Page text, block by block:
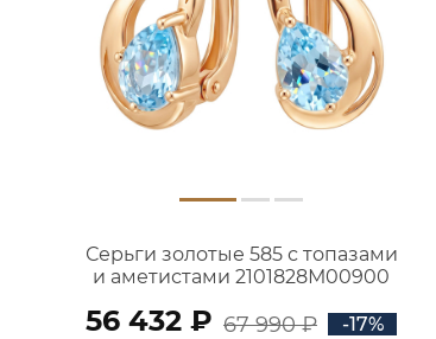
Серьги золотые 585 с топазами
и аметистами 2101828М00900
56 432 ₽ 67 990 ₽
-17%